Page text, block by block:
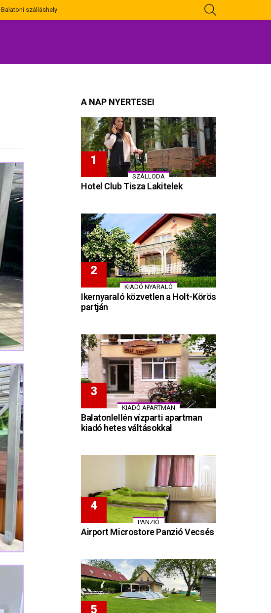
Balatoni szálláshely
A NAP NYERTESEI
SZÁLLODA
Hotel Club Tisza Lakitelek
KIADÓ NYARALÓ
Ikernyaraló közvetlen a Holt-Körös
partján
KIADÓ APARTMAN
Balatonlellén vízparti apartman
kiadó hetes váltásokkal
PANZIÓ
Airport Microstore Panzió Vecsés